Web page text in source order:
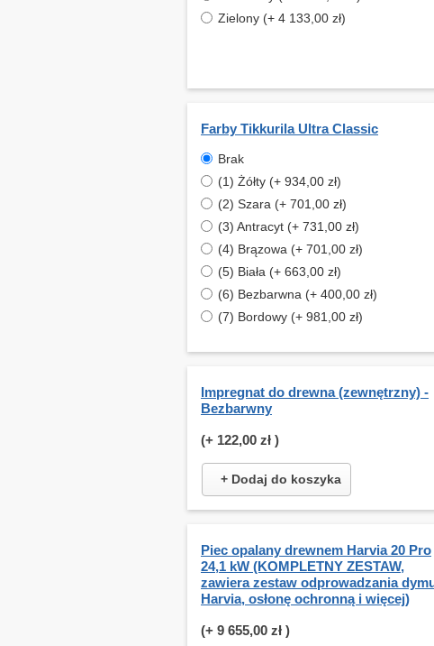
Zielony (+ 4 133,00 zł)
Farby Tikkurila Ultra Classic
Brak
(1) Żółty (+ 934,00 zł)
(2) Szara (+ 701,00 zł)
(3) Antracyt (+ 731,00 zł)
(4) Brązowa (+ 701,00 zł)
(5) Biała (+ 663,00 zł)
(6) Bezbarwna (+ 400,00 zł)
(7) Bordowy (+ 981,00 zł)
Impregnat do drewna (zewnętrzny) -
Bezbarwny
(+ 122,00 zł )
+ Dodaj do koszyka
Piec opalany drewnem Harvia 20 Pro
24,1 kW (KOMPLETNY ZESTAW,
zawiera zestaw odprowadzania
Harvia, osłonę ochronną i więcej)
(+ 9 655,00 zł )